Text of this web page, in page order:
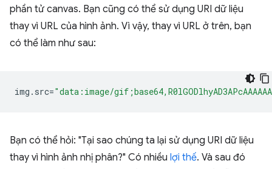
phần tử canvas. Bạn cũng có thể sử dụng URI dữ liệu
thay vì URL của hình ảnh. Vì vậy, thay vì URL ở trên, bạn
có thể làm như sau:
img . src="data:image/
Bạn có thể hỏi: "Tại sao chúng ta lại sử dụng URI dữ liệu
thay vì hình ảnh nhị phân?" Có nhiều lợi thế. Và sau đó